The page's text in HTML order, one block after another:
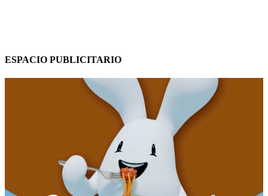
ESPACIO PUBLICITARIO